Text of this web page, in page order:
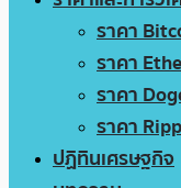
ราคา
ราคา
ราคา
ราคา
ปฏิทินเศรษฐกิจ